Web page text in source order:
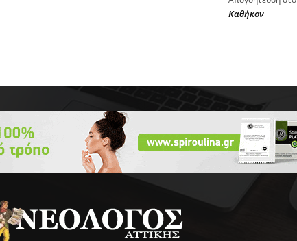
Καθήκον